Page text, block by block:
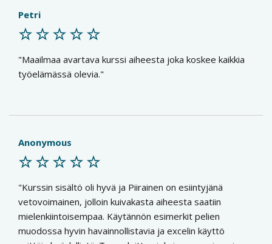
Petri
Maailmaa avartava kurssi aiheesta joka koskee kaikkia
työelämässä olevia.
Anonymous
Kurssin sisältö oli hyvä ja Piirainen on esiintyjänä
vetovoimainen, jolloin kuivakasta aiheesta saatiin
mielenkiintoisempaa. Käytännön esimerkit pelien
muodossa hyvin havainnollistavia ja excelin käyttö